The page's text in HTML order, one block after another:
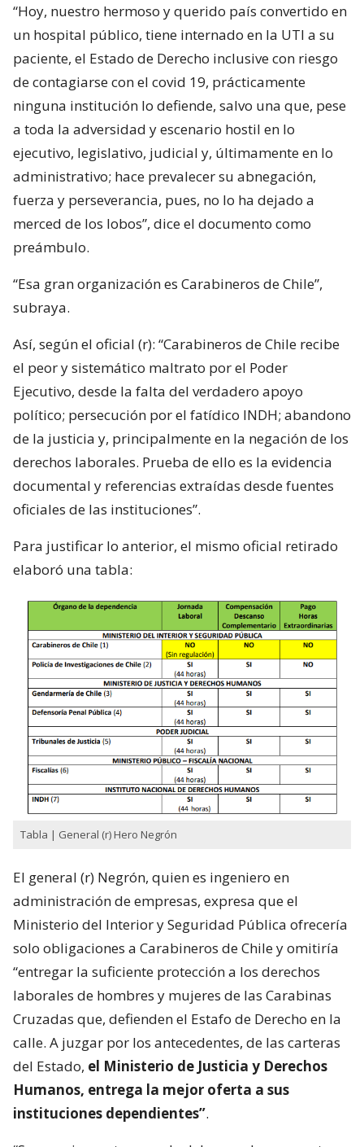
“Hoy, nuestro hermoso y querido país convertido en
un hospital público, tiene internado en la UTI a su
paciente, el Estado de Derecho inclusive con riesgo
de contagiarse con el covid 19, prácticamente
ninguna institución lo defiende, salvo una que, pese
a toda la adversidad y escenario hostil en lo
ejecutivo, legislativo, judicial y, últimamente en lo
administrativo; hace prevalecer su abnegación,
fuerza y perseverancia, pues, no lo ha dejado a
merced de los lobos”, dice el documento como
preámbulo.
“Esa gran organización es Carabineros de Chile”,
subraya.
Así, según el oficial (r): “Carabineros de Chile recibe
el peor y sistemático maltrato por el Poder
Ejecutivo, desde la falta del verdadero apoyo
político; persecución por el fatídico INDH; abandono
de la justicia y, principalmente en la negación de los
derechos laborales. Prueba de ello es la evidencia
documental y referencias extraídas desde fuentes
oficiales de las instituciones”.
Para justificar lo anterior, el mismo oficial retirado
elaboró una tabla:
Tabla | General (r) Hero Negrón
El general (r) Negrón, quien es ingeniero en
administración de empresas, expresa que el
Ministerio del Interior y Seguridad Pública ofrecería
solo obligaciones a Carabineros de Chile y omitiría
“entregar la suficiente protección a los derechos
laborales de hombres y mujeres de las Carabinas
Cruzadas que, defienden el Estafo de Derecho en la
calle. A juzgar por los antecedentes, de las carteras
del Estado, el Ministerio de Justicia y Derechos
Humanos, entrega la mejor oferta a sus
instituciones dependientes”.